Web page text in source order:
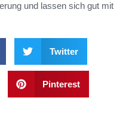
und lassen sich gut mit
Twitter
Pinterest